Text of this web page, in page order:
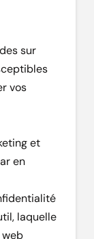
sur
vos
et
en
laquelle